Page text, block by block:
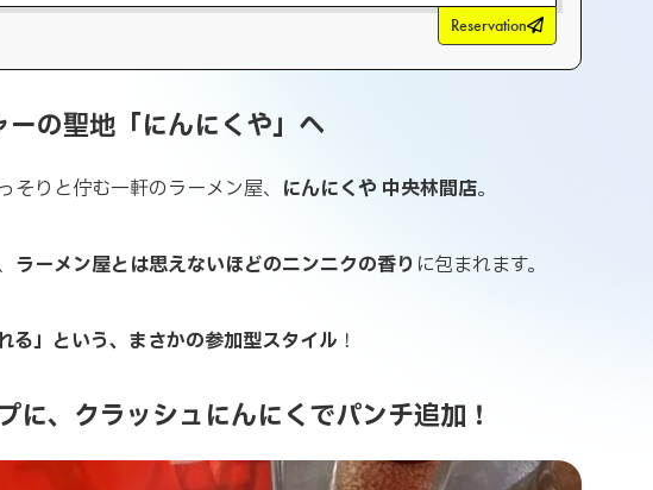
Reservation
ーの聖地「にんにくや」へ
そりと佇む一軒のラーメン屋、 にんにくや 中央林間店。
ラーメン屋とは思えないほどのニンニクの香り に包まれます。
る」という、まさかの参加型スタイル ！
に、クラッシュにんにくでパンチ追加！